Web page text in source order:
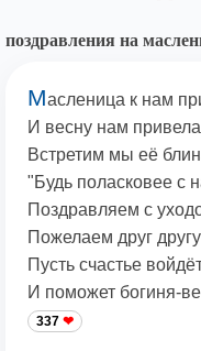
поздравления на
Масленица к нам
И весну нам
Встретим мы её
"Будь поласковее с
Поздравляем с
Пожелаем друг
Пусть счастье
И поможет богиня-
337